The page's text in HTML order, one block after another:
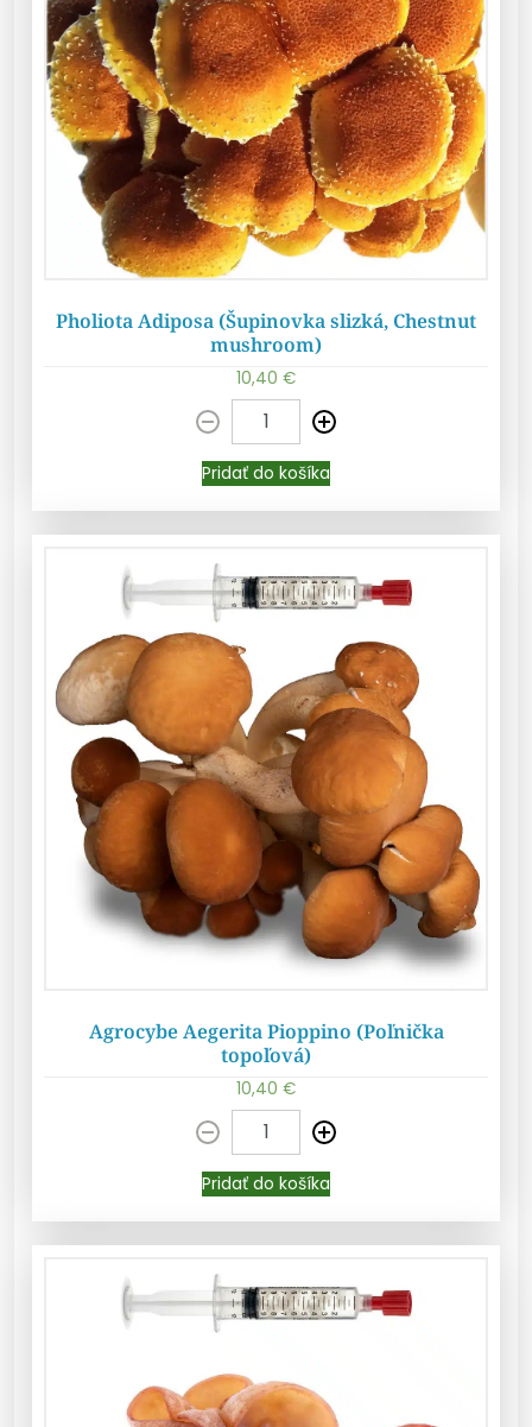
Pridať do košíka
Pholiota Adiposa (Šupinovka slizká, Chestnut
mushroom)
10,40 €
Pridať do košíka
Pridať do košíka
Agrocybe Aegerita Pioppino (Poľnička
topoľová)
10,40 €
Pridať do košíka